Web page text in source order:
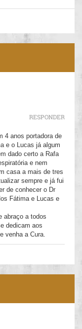
RESPONDER
4 anos portadora de
e o Lucas já algum
dado certo a Rafa
e nem
casa a mais de tres
sempre e já fui
de conhecer o Dr
Fátima e Lucas e
abraço a todos
dedicam aos
venha a Cura.